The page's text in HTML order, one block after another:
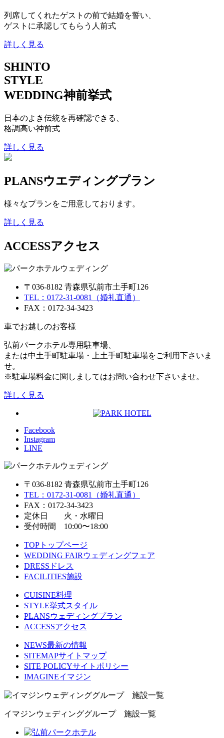
列席してくれたゲストの前で結婚を誓い、
ゲストに承認してもらう人前式
詳しく見る
SHINTO
STYLE
WEDDING神前挙式
日本のよき伝統を再確認できる、
格調高い神前式
詳しく見る
PLANSウエディングプラン
様々なプランをご用意しております。
詳しく見る
ACCESSアクセス
〒036-8182 青森県弘前市土手町126
TEL：0172-31-0081（婚礼直通）
FAX：0172-34-3423
車でお越しのお客様
弘前パークホテル専用駐車場、
または中土手町駐車場・上土手町駐車場をご利用下さいま
せ。
※駐車場料金に関しましてはお問い合わせ下さいませ。
詳しく見る
Facebook
Instagram
LINE
〒036-8182 青森県弘前市土手町126
TEL：0172-31-0081（婚礼直通）
FAX：0172-34-3423
定休日 火・水曜日
受付時間 10:00〜18:00
TOP トップページ
WEDDING FAIRウェディングフェア
DRESS ドレス
FACILITIES施設
CUISINE料理
STYLE挙式スタイル
PLANSウェディングプラン
ACCESSアクセス
NEWS最新の情報
SITEMAPサイトマップ
SITE POLICYサイトポリシー
IMAGINEイマジン
イマジンウェディンググループ 施設一覧